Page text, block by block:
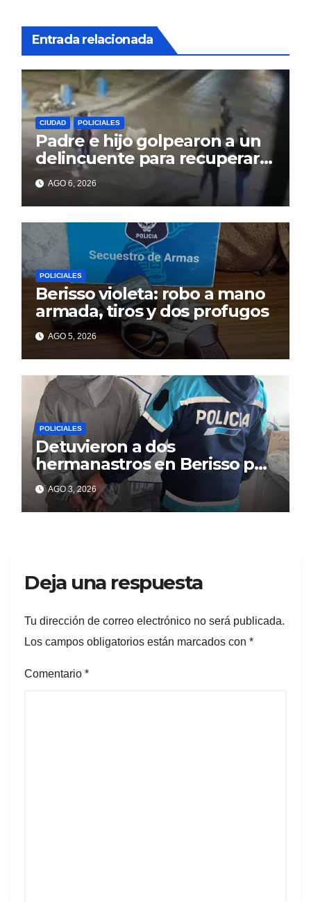
Entrada relacionada
CIUDAD POLICIALES
Padre e hijo golpearon a un
delincuente para recuperar
un celular robado en Berisso
AGO 6, 2026
POLICIALES
Berisso violeta: robo a mano
armada, tiros y dos profugos
AGO 5, 2026
POLICIALES
Detuvieron a dos
hermanastros en Berisso por
matar a puñaladas a un
tatuador
AGO 3, 2026
Deja una respuesta
Tu dirección de correo electrónico no será publicada.
Los campos obligatorios están marcados con *
Comentario *